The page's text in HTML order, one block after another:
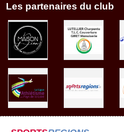
Les partenaires du club